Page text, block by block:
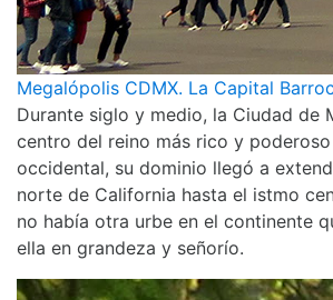
Megalópolis CDMX. La Capital
Durante siglo y medio, la Ciudad de
centro del reino más rico y
occidental, su dominio llegó a
norte de California hasta el istmo
no había otra urbe en el continente
ella en grandeza y señorío.